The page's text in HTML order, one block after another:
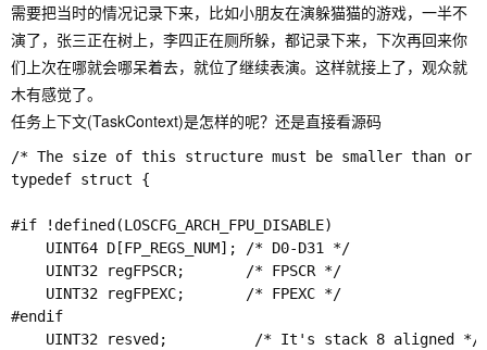
需要把当时的情况记录下来，比如小朋友在演躲猫猫的游戏，一半不
演了，张三正在树上，李四正在厕所躲，都记录下来，下次再回来你
们上次在哪就会哪呆着去，就位了继续表演。这样就接上了，观众就
木有感觉了。
任务上下文(TaskContext)是怎样的呢？还是直接看源码
/* The size of this structure must be smaller than or
typedef struct {
#if !defined(LOSCFG_ARCH_FPU_DISABLE)
    UINT64 D[FP_REGS_NUM]; /* D0-D31 */
    UINT32 regFPSCR;       /* FPSCR */
    UINT32 regFPEXC;       /* FPEXC */
#endif
    UINT32 resved;          /* It's stack 8 aligned */